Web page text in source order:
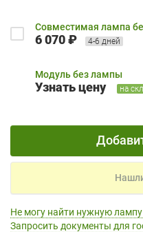
Совместимая лампа
6 070 ₽ 4-6 дней
Модуль без лампы
Узнать цену на
Не могу найти нужную лампу
Запросить документы для